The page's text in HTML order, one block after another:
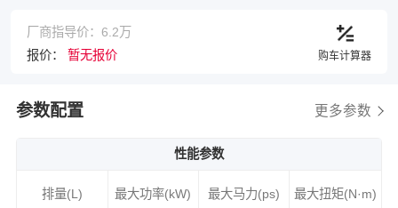
厂商指导价：6.2万
报价： 暂无报价 购车计算器
参数配置 更多参数
性能参数
排量(L)
最大功率(kW)
最大马力(ps)
最大扭矩(N·m)